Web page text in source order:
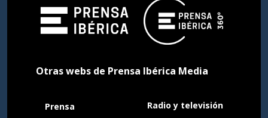
Otras webs de Prensa Ibérica Media
Prensa Radio y televisión